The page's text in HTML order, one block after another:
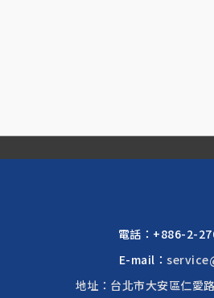
電話： +886-2-
E-mail：
地址：台北市大安區仁愛